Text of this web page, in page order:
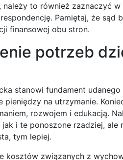
należy to również zaznaczyć
Pamiętaj, że sąd
finansowej obu stron.
potrzeb
stanowi fundament
na utrzymanie.
rozwojem i edukacją.
i te ponoszone rzadziej,
tym lepiej.
kosztów związanych z